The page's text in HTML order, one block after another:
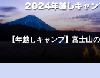
【年越しキャンプ】富士山